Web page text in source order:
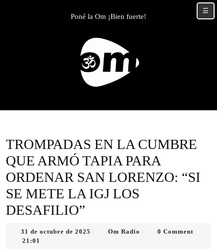
Poné la Om ¡Bien fuerte!
TROMPADAS EN LA CUMBRE
QUE ARMÓ TAPIA PARA
ORDENAR SAN LORENZO: “SI
SE METE LA IGJ LOS
DESAFILIO”
31 de octubre de 2025 Om Radio 0 Comment
21:01
☰